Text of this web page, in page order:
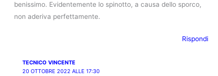
benissimo. Evidentemente lo spinotto, a causa dello sporco,
non aderiva perfettamente.
Rispondi
TECNICO VINCENTE
20 OTTOBRE 2022 ALLE 17:30